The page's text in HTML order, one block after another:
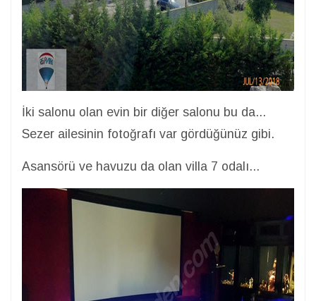
İki salonu olan evin bir diğer salonu bu da...
Sezer ailesinin fotoğrafı var gördüğünüz gibi.
Asansörü ve havuzu da olan villa 7 odalı...